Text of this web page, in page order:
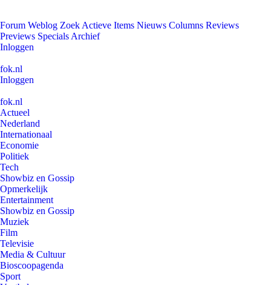
Forum Weblog Zoek Actieve Items Nieuws Columns Reviews
Previews Specials Archief
Inloggen
fok.nl
Inloggen
fok.nl
Actueel
Nederland
Internationaal
Economie
Politiek
Tech
Showbiz en Gossip
Opmerkelijk
Entertainment
Showbiz en Gossip
Muziek
Film
Televisie
Media & Cultuur
Bioscoopagenda
Sport